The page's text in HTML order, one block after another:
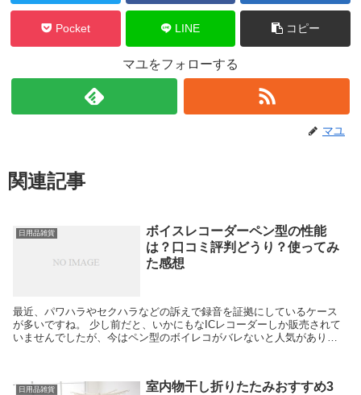
Pocket LINE コピー
マユをフォローする
マユ
関連記事
日用品雑貨
ボイスレコーダーペン型の性能
は？口コミ評判どうり？使ってみ
た感想
最近、パワハラやセクハラなどの訴えで録音を証拠にしているケース
が多いですね。 少し前だと、いかにもなICレコーダーしか販売されて
いませんでしたが、今はペン型のボイレコがバレないと人気がありま
日用品雑貨
室内物干し折りたたみおすすめ3